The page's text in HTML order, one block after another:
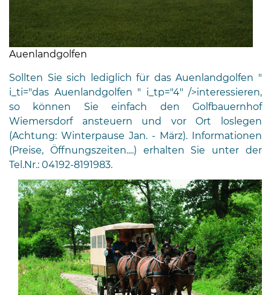
Auenlandgolfen
Sollten Sie sich lediglich für das Auenlandgolfen "
i_ti="das Auenlandgolfen " i_tp="4" />interessieren,
so können Sie einfach den Golfbauernhof
Wiemersdorf ansteuern und vor Ort loslegen
(Achtung: Winterpause Jan. - März). Informationen
(Preise, Öffnungszeiten....) erhalten Sie unter der
Tel.Nr.: 04192-8191983.